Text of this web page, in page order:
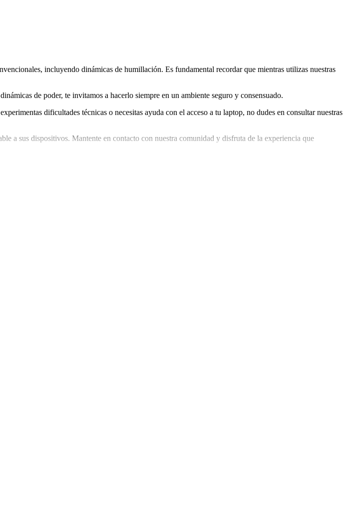
incluyendo dinámicas de humillación. Es fundamental recordar que mientras utilizas nuestras
de poder, te invitamos a hacerlo siempre en un ambiente seguro y consensuado.
dificultades técnicas o necesitas ayuda con el acceso a tu laptop, no dudes en consultar nuestras
a sus dispositivos. Mantente en contacto con nuestra comunidad y disfruta de la experiencia que